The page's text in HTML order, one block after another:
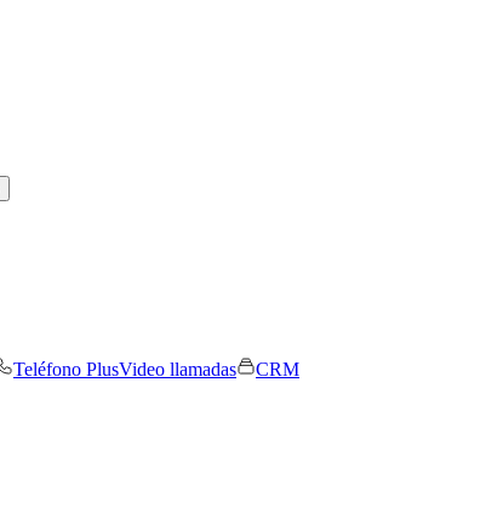
Teléfono PlusVideo llamadas
CRM